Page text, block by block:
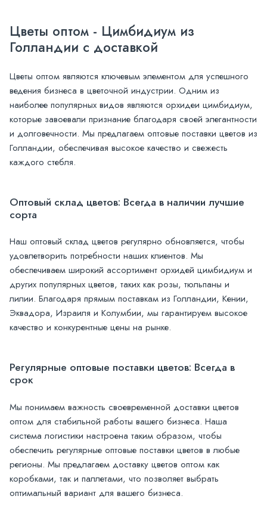
Цветы оптом - Цимбидиум из
Голландии с доставкой
Цветы оптом являются ключевым элементом для успешного
ведения бизнеса в цветочной индустрии. Одним из
наиболее популярных видов являются орхидеи цимбидиум,
которые завоевали признание благодаря своей элегантности
и долговечности. Мы предлагаем оптовые поставки цветов из
Голландии, обеспечивая высокое качество и свежесть
каждого стебля.
Оптовый склад цветов: Всегда в наличии лучшие
сорта
Наш оптовый склад цветов регулярно обновляется, чтобы
удовлетворить потребности наших клиентов. Мы
обеспечиваем широкий ассортимент орхидей цимбидиум и
других популярных цветов, таких как розы, тюльпаны и
лилии. Благодаря прямым поставкам из Голландии, Кении,
Эквадора, Израиля и Колумбии, мы гарантируем высокое
качество и конкурентные цены на рынке.
Регулярные оптовые поставки цветов: Всегда в
срок
Мы понимаем важность своевременной доставки цветов
оптом для стабильной работы вашего бизнеса. Наша
система логистики настроена таким образом, чтобы
обеспечить регулярные оптовые поставки цветов в любые
регионы. Мы предлагаем доставку цветов оптом как
коробками, так и паллетами, что позволяет выбрать
оптимальный вариант для вашего бизнеса.